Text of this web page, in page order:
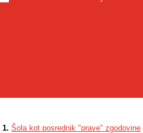
1. Šola kot posrednik "prave" zgodovine